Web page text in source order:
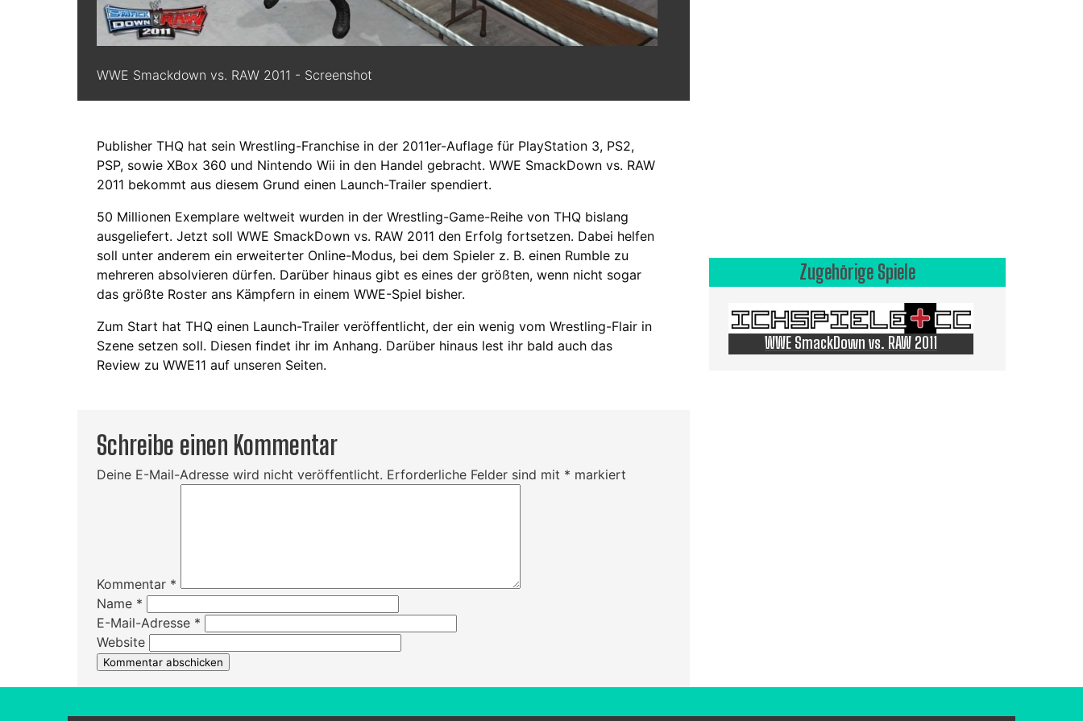
WWE Smackdown vs. RAW 2011 - Screenshot
Publisher THQ hat sein Wrestling-Franchise in der 2011er-Auflage für PlayStation 3, PS2,
PSP, sowie XBox 360 und Nintendo Wii in den Handel gebracht. WWE SmackDown vs. RAW
2011 bekommt aus diesem Grund einen Launch-Trailer spendiert.
50 Millionen Exemplare weltweit wurden in der Wrestling-Game-Reihe von THQ bislang
ausgeliefert. Jetzt soll WWE SmackDown vs. RAW 2011 den Erfolg fortsetzen. Dabei helfen
soll unter anderem ein erweiterter Online-Modus, bei dem Spieler z. B. einen Rumble zu
mehreren absolvieren dürfen. Darüber hinaus gibt es eines der größten, wenn nicht sogar
das größte Roster ans Kämpfern in einem WWE-Spiel bisher.
Zum Start hat THQ einen Launch-Trailer veröffentlicht, der ein wenig vom Wrestling-Flair in
Szene setzen soll. Diesen findet ihr im Anhang. Darüber hinaus lest ihr bald auch das
Review zu WWE11 auf unseren Seiten.
Schreibe einen Kommentar
Deine E-Mail-Adresse wird nicht veröffentlicht. Erforderliche Felder sind mit * markiert
Kommentar *
Name *
E-Mail-Adresse *
Website
Zugehörige Spiele
WWE SmackDown vs. RAW 2011